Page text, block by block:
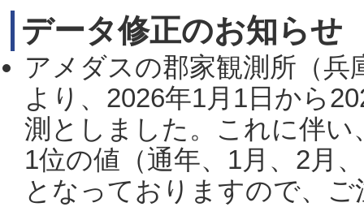
データ修正のお知らせ
アメダスの郡家観測所（
より、2026年1月1日から
測としました。これに伴い
1位の値（通年、1月、2月
となっておりますので、